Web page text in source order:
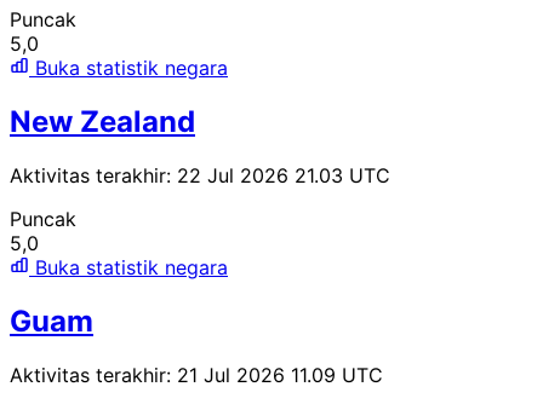
Puncak
5,0
Buka statistik negara
New Zealand
Aktivitas terakhir: 22 Jul 2026 21.03 UTC
Puncak
5,0
Buka statistik negara
Guam
Aktivitas terakhir: 21 Jul 2026 11.09 UTC